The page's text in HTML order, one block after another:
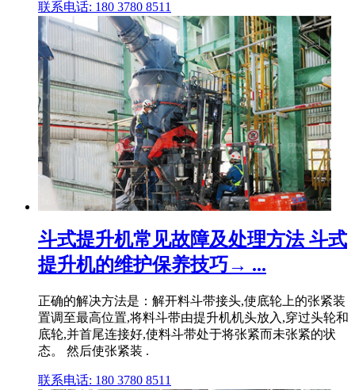
联系电话: 180 3780 8511
斗式提升机常见故障及处理方法 斗式
提升机的维护保养技巧→ ...
正确的解决方法是：解开料斗带接头,使底轮上的张紧装
置调至最高位置,将料斗带由提升机机头放入,穿过头轮和
底轮,并首尾连接好,使料斗带处于将张紧而未张紧的状
态。 然后使张紧装 .
联系电话: 180 3780 8511